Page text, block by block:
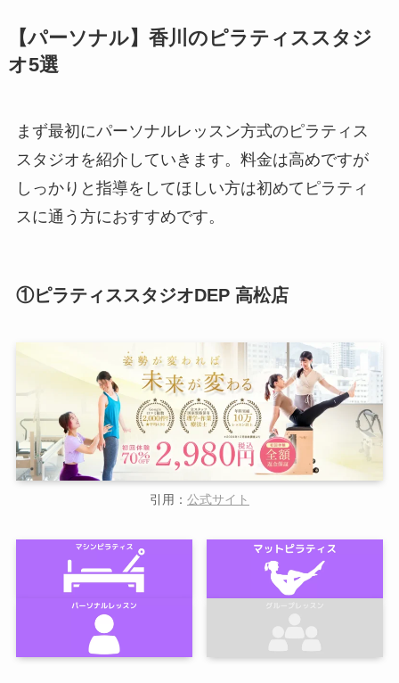
【パーソナル】香川のピラティススタジ
オ5選
まず最初にパーソナルレッスン方式のピラティス
スタジオを紹介していきます。料金は高めですが
しっかりと指導をしてほしい方は初めてピラティ
スに通う方におすすめです。
①ピラティススタジオDEP 高松店
引用： 公式サイト